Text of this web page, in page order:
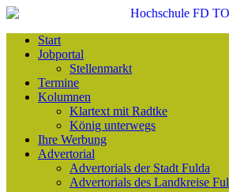
Start
Jobportal
Stellenmarkt
Termine
Kolumnen
Klartext mit Radtke
König unterwegs
Ihre Werbung
Advertorial
Advertorials der Stadt Fulda
Advertorials des Landkreise